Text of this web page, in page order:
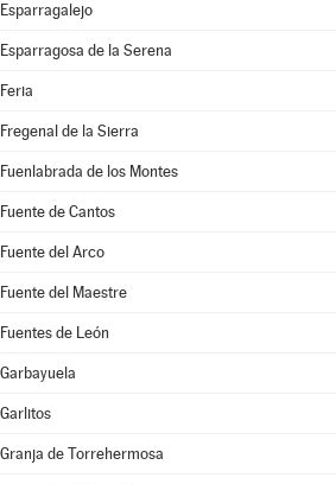
Esparragalejo
Esparragosa de la Serena
Feria
Fregenal de la Sierra
Fuenlabrada de los Montes
Fuente de Cantos
Fuente del Arco
Fuente del Maestre
Fuentes de León
Garbayuela
Garlitos
Granja de Torrehermosa